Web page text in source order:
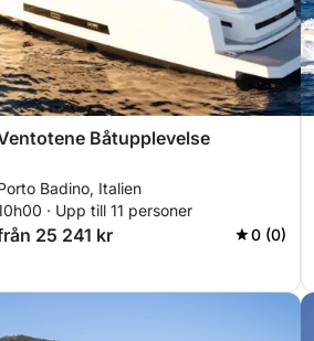
Båtupplevelse
Badino, Italien
· Upp till 11 personer
25 241 kr 0 (0)